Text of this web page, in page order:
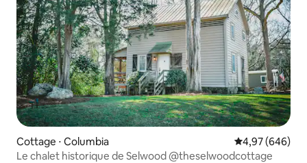
Cottage ⋅ Columbia Évaluation
4,97 (646)
Le chalet historique de Selwood @theselwoodcottage